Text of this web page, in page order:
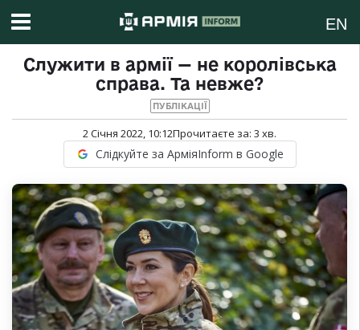
EN
Служити в армії — не королівська
справа. Та невже?
ПУБЛІКАЦІЇ
2 Січня 2022, 10:12Прочитаєте за: 3 хв.
Слідкуйте за АрміяInform в Google